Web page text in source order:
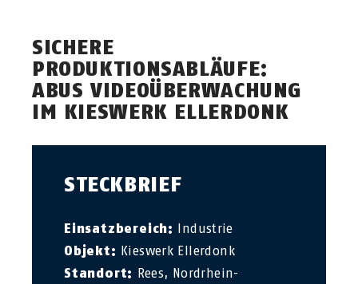
SICHERE
PRODUKTIONSABLÄUFE:
ABUS VIDEOÜBERWACHUNG
IM KIESWERK ELLERDONK
STECKBRIEF
Einsatzbereich: Industrie
Objekt: Kieswerk Ellerdonk
Standort: Rees, Nordrhein-